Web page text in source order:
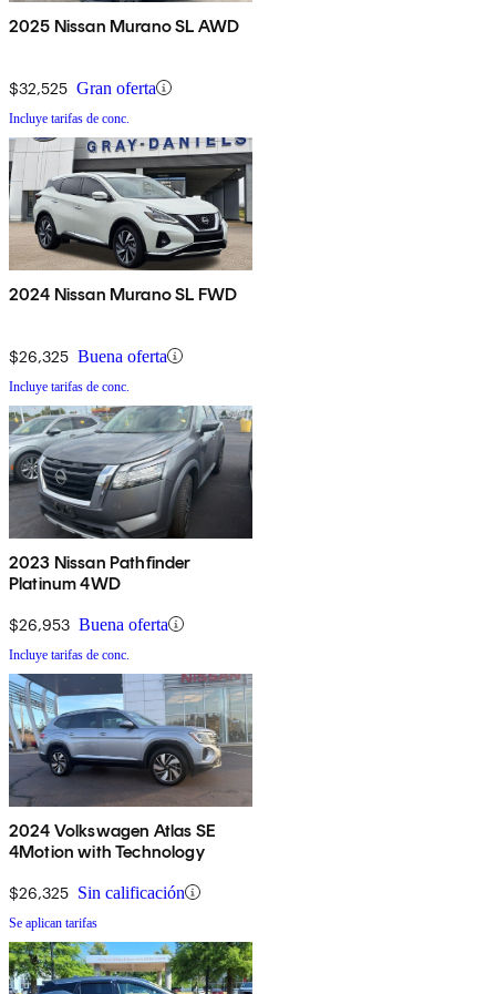
2025 Nissan Murano SL AWD
$32,525 Gran oferta
Incluye tarifas de conc.
2024 Nissan Murano SL FWD
$26,325 Buena oferta
Incluye tarifas de conc.
2023 Nissan Pathfinder
Platinum 4WD
$26,953 Buena oferta
Incluye tarifas de conc.
2024 Volkswagen Atlas SE
4Motion with Technology
$26,325 Sin calificación
Se aplican tarifas